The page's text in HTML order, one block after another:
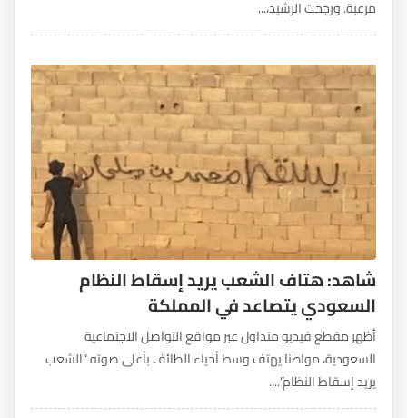
مرعبة. ورجحت الرشيد،...
شاهد: هتاف الشعب يريد إسقاط النظام
السعودي يتصاعد في المملكة
أظهر مقطع فيديو متداول عبر مواقع التواصل الاجتماعية
السعودية، مواطنا يهتف وسط أحياء الطائف بأعلى صوته “الشعب
يريد إسقاط النظام”....